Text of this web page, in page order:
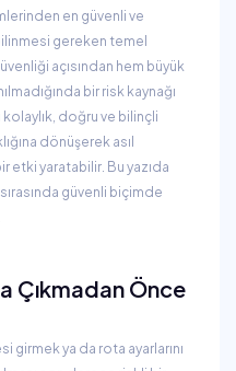
en güvenli ve
gereken temel
açısından hem büyük
bir risk kaynağı
doğru ve bilinçli
dönüşerek asıl
etki yaratabilir. Bu yazıda
güvenli biçimde
Çıkmadan Önce
girmek ya da rota ayarlarını